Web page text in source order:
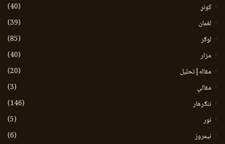
کونړ
(40)
لغمان
(39)
لوګر
(85)
مزار
(40)
مقاله|تحلیل
(20)
مقالې
(3)
ننګرهار
(146)
نور
(5)
نيمروز
(6)